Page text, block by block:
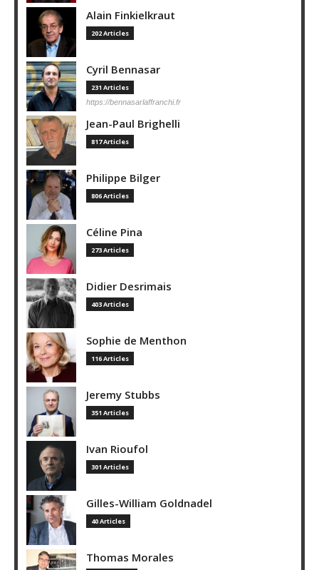
Alain Finkielkraut
202 Articles
Cyril Bennasar
231 Articles
https://bennasarlaffranchi.fr
Jean-Paul Brighelli
817 Articles
Philippe Bilger
806 Articles
Céline Pina
273 Articles
Didier Desrimais
403 Articles
Sophie de Menthon
116 Articles
Jeremy Stubbs
351 Articles
Ivan Rioufol
301 Articles
Gilles-William Goldnadel
40 Articles
Thomas Morales